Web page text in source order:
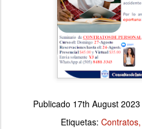
Publicado 17th August 2023
Etiquetas: Contratos